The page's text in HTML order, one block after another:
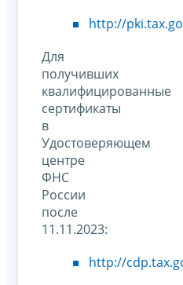
http://
Для
получивших
квалифицированные
сертификаты
в
Удостоверяющем
центре
ФНС
России
после
11.11.2023:
http://